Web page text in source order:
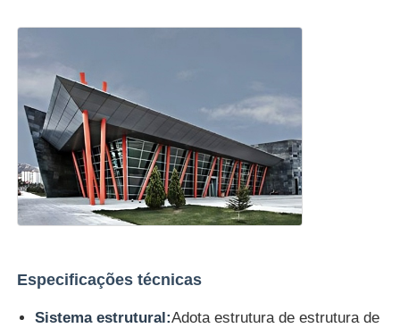
Especificações técnicas
Sistema estrutural:Adota estrutura de estrutura de